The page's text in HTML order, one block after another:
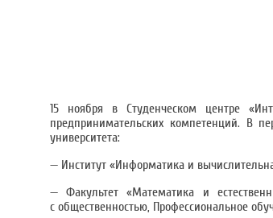
15 ноября в Студенческом центре
предпринимательских компетенций. В
университета:
— Институт «Информатика и
— Факультет «Математика и
с общественностью, Профессиональное